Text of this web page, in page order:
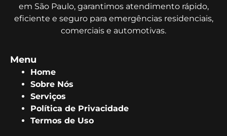
em São Paulo, garantimos atendimento rápido,
eficiente e seguro para emergências residenciais,
comerciais e automotivas.
Menu
Home
Sobre Nós
Serviços
Política de Privacidade
Termos de Uso